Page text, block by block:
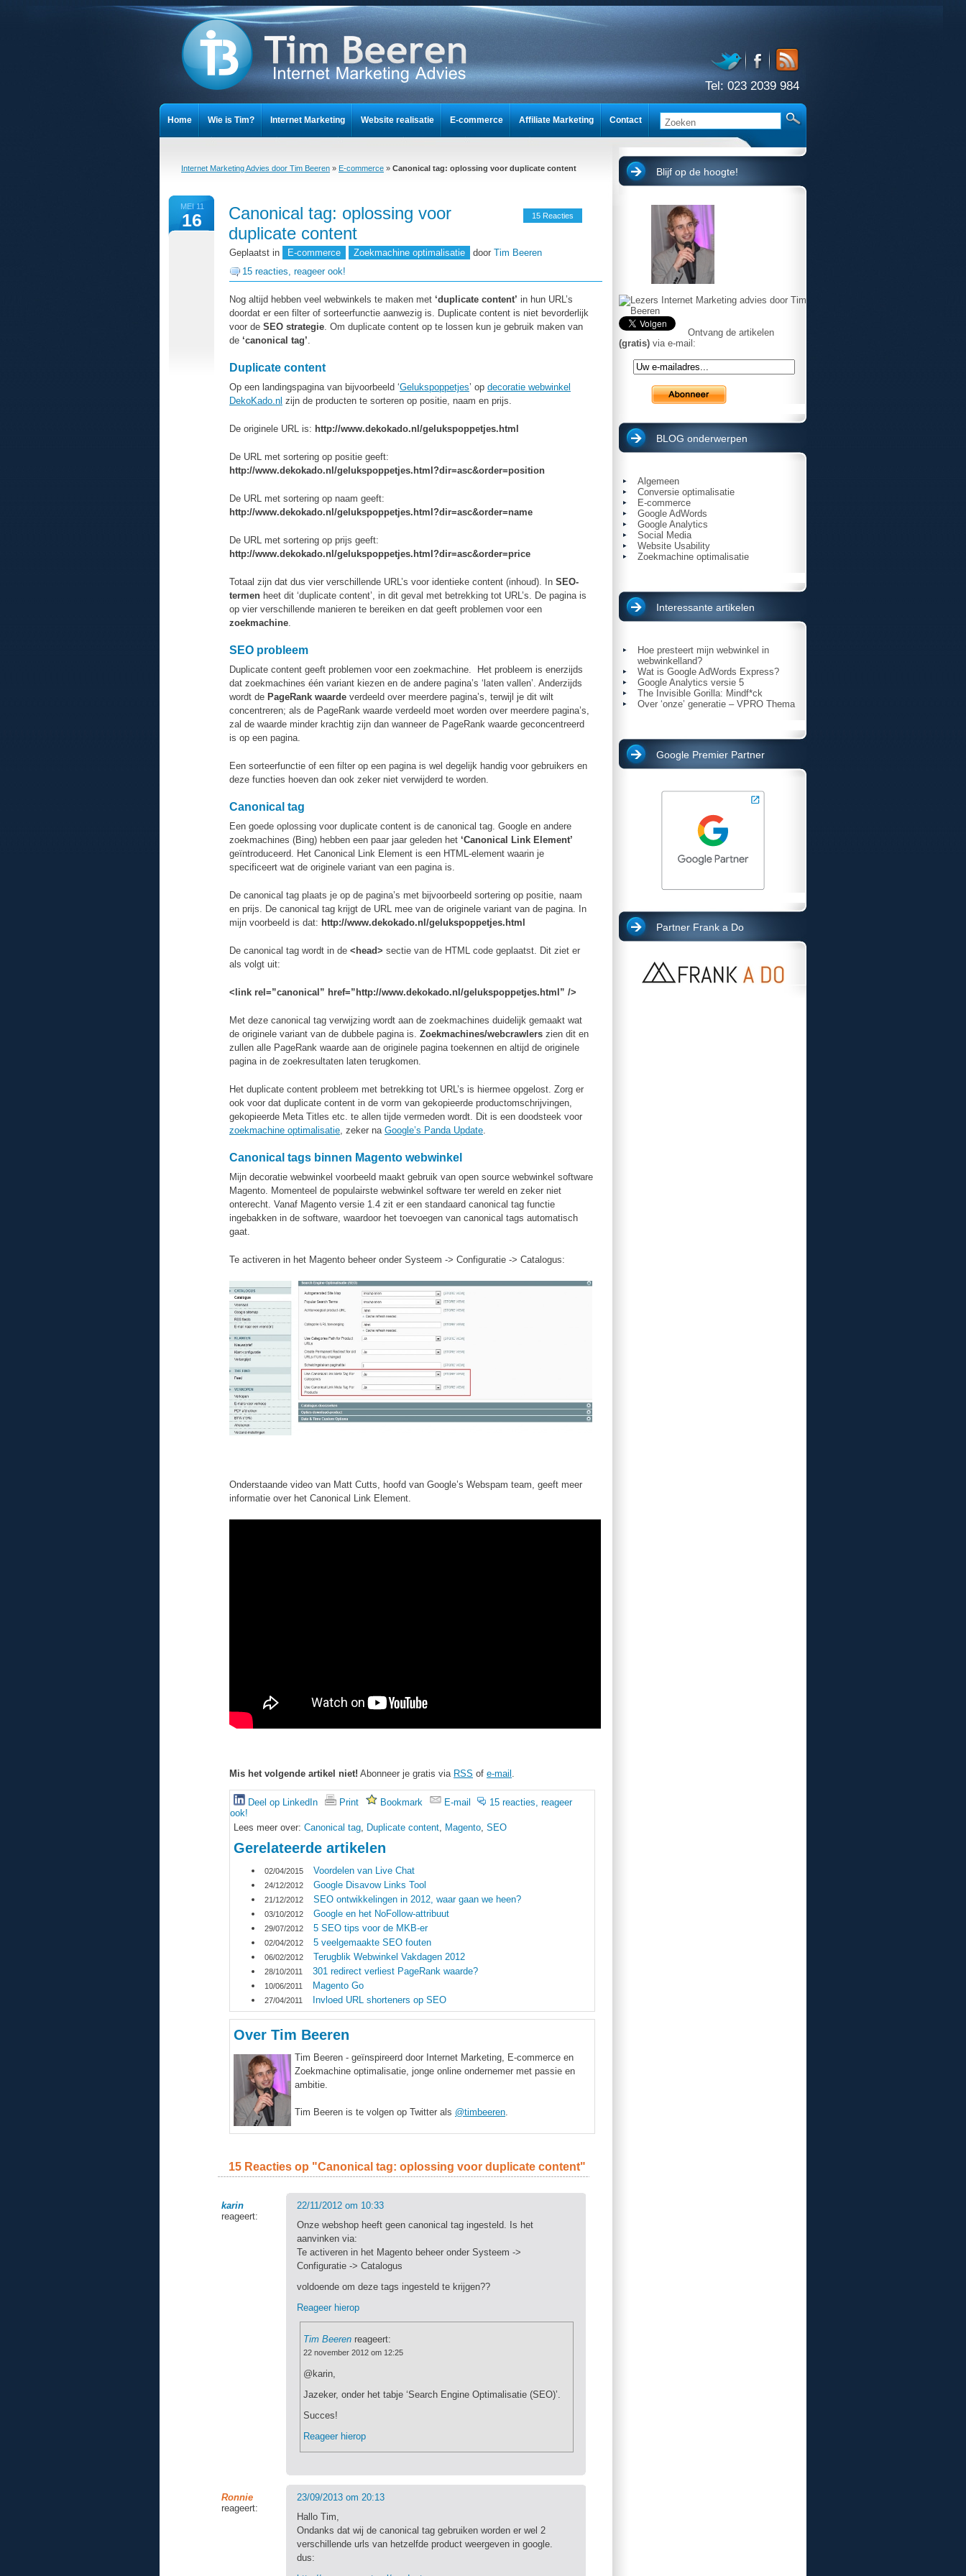
Tel:023 2039 984
Home Wie is Tim? Internet Marketing Website realisatie E-commerce Affiliate Marketing Contact
Internet Marketing Advies door Tim Beeren » E-commerce » Canonical tag: oplossing voor duplicate content
MEI 11
16
Canonical tag: oplossing voor
duplicate content
15 Reacties
Geplaatst in E-commerce Zoekmachine optimalisatie door Tim Beeren
15 reacties, reageer ook!
Nog altijd hebben veel webwinkels te maken met ‘duplicate content’ in hun URL’s
doordat er een filter of sorteerfunctie aanwezig is. Duplicate content is niet bevorderlijk
voor de SEO strategie. Om duplicate content op te lossen kun je gebruik maken van
de ‘canonical tag’.
Duplicate content
Op een landingspagina van bijvoorbeeld ‘Gelukspoppetjes’ op decoratie webwinkel
DekoKado.nl zijn de producten te sorteren op positie, naam en prijs.
De originele URL is: http://www.dekokado.nl/gelukspoppetjes.html
De URL met sortering op positie geeft:
http://www.dekokado.nl/gelukspoppetjes.html?dir=asc&order=position
De URL met sortering op naam geeft:
http://www.dekokado.nl/gelukspoppetjes.html?dir=asc&order=name
De URL met sortering op prijs geeft:
http://www.dekokado.nl/gelukspoppetjes.html?dir=asc&order=price
Totaal zijn dat dus vier verschillende URL’s voor identieke content (inhoud). In SEO-
termen heet dit ‘duplicate content’, in dit geval met betrekking tot URL’s. De pagina is
op vier verschillende manieren te bereiken en dat geeft problemen voor een
zoekmachine.
SEO probleem
Duplicate content geeft problemen voor een zoekmachine. Het probleem is enerzijds
dat zoekmachines één variant kiezen en de andere pagina’s ‘laten vallen’. Anderzijds
wordt de PageRank waarde verdeeld over meerdere pagina’s, terwijl je dit wilt
concentreren; als de PageRank waarde verdeeld moet worden over meerdere pagina’s,
zal de waarde minder krachtig zijn dan wanneer de PageRank waarde geconcentreerd
is op een pagina.
Een sorteerfunctie of een filter op een pagina is wel degelijk handig voor gebruikers en
deze functies hoeven dan ook zeker niet verwijderd te worden.
Canonical tag
Een goede oplossing voor duplicate content is de canonical tag. Google en andere
zoekmachines (Bing) hebben een paar jaar geleden het ‘Canonical Link Element’
geïntroduceerd. Het Canonical Link Element is een HTML-element waarin je
specificeert wat de originele variant van een pagina is.
De canonical tag plaats je op de pagina’s met bijvoorbeeld sortering op positie, naam
en prijs. De canonical tag krijgt de URL mee van de originele variant van de pagina. In
mijn voorbeeld is dat: http://www.dekokado.nl/gelukspoppetjes.html
De canonical tag wordt in de <head> sectie van de HTML code geplaatst. Dit ziet er
als volgt uit:
<link rel=”canonical” href=”http://www.dekokado.nl/gelukspoppetjes.html” />
Met deze canonical tag verwijzing wordt aan de zoekmachines duidelijk gemaakt wat
de originele variant van de dubbele pagina is. Zoekmachines/webcrawlers zien dit en
zullen alle PageRank waarde aan de originele pagina toekennen en altijd de originele
pagina in de zoekresultaten laten terugkomen.
Het duplicate content probleem met betrekking tot URL’s is hiermee opgelost. Zorg er
ook voor dat duplicate content in de vorm van gekopieerde productomschrijvingen,
gekopieerde Meta Titles etc. te allen tijde vermeden wordt. Dit is een doodsteek voor
zoekmachine optimalisatie, zeker na Google’s Panda Update.
Canonical tags binnen Magento webwinkel
Mijn decoratie webwinkel voorbeeld maakt gebruik van open source webwinkel software
Magento. Momenteel de populairste webwinkel software ter wereld en zeker niet
onterecht. Vanaf Magento versie 1.4 zit er een standaard canonical tag functie
ingebakken in de software, waardoor het toevoegen van canonical tags automatisch
gaat.
Te activeren in het Magento beheer onder Systeem -> Configuratie -> Catalogus:
Onderstaande video van Matt Cutts, hoofd van Google’s Webspam team, geeft meer
informatie over het Canonical Link Element.
Mis het volgende artikel niet! Abonneer je gratis via RSS of e-mail .
Deel op LinkedIn Print Bookmark E-mail
15 reacties, reageer
ook!
Lees meer over: Canonical tag, Duplicate content, Magento, SEO
Gerelateerde artikelen
02/04/2015 Voordelen van Live Chat
24/12/2012 Google Disavow Links Tool
21/12/2012 SEO ontwikkelingen in 2012, waar gaan we heen?
03/10/2012 Google en het NoFollow-attribuut
29/07/2012 5 SEO tips voor de MKB-er
02/04/2012 5 veelgemaakte SEO fouten
06/02/2012 Terugblik Webwinkel Vakdagen 2012
28/10/2011 301 redirect verliest PageRank waarde?
10/06/2011 Magento Go
27/04/2011 Invloed URL shorteners op SEO
Over Tim Beeren
Tim Beeren - geïnspireerd door Internet Marketing, E-commerce en
Zoekmachine optimalisatie, jonge online ondernemer met passie en
ambitie.
Tim Beeren is te volgen op Twitter als @timbeeren.
15 Reacties op "Canonical tag: oplossing voor duplicate content"
karin
reageert:
22/11/2012 om 10:33
Onze webshop heeft geen canonical tag ingesteld. Is het
aanvinken via:
Te activeren in het Magento beheer onder Systeem ->
Configuratie -> Catalogus
voldoende om deze tags ingesteld te krijgen??
Reageer hierop
Tim Beeren reageert:
22 november 2012 om 12:25
@karin,
Jazeker, onder het tabje ‘Search Engine Optimalisatie (SEO)’.
Succes!
Reageer hierop
Ronnie
reageert:
23/09/2013 om 20:13
Hallo Tim,
Ondanks dat wij de canonical tag gebruiken worden er wel 2
verschillende urls van hetzelfde product weergeven in google.
dus:
Blijf op de hoogte!
Ontvang de artikelen
(gratis) via e-mail:
BLOG onderwerpen
Algemeen
Conversie optimalisatie
E-commerce
Google AdWords
Google Analytics
Social Media
Website Usability
Zoekmachine optimalisatie
Interessante artikelen
Hoe presteert mijn webwinkel in
webwinkelland?
Wat is Google AdWords Express?
Google Analytics versie 5
The Invisible Gorilla: Mindf*ck
Over ‘onze’ generatie – VPRO Thema
Google Premier Partner
Partner Frank a Do